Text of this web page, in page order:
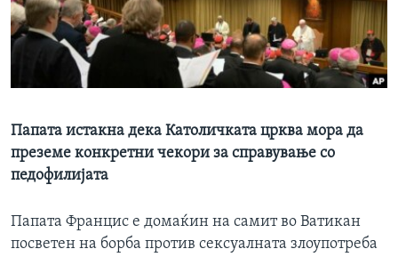
ИНТЕРВЈУА
Јазици
Папата истакна дека Католичката црква мора да
преземе конкретни чекори за справување со
педофилијата
Папата Фрaнцис е домаќин на самит во Ватикан
посветен на борба против сексуалната злоупотреба